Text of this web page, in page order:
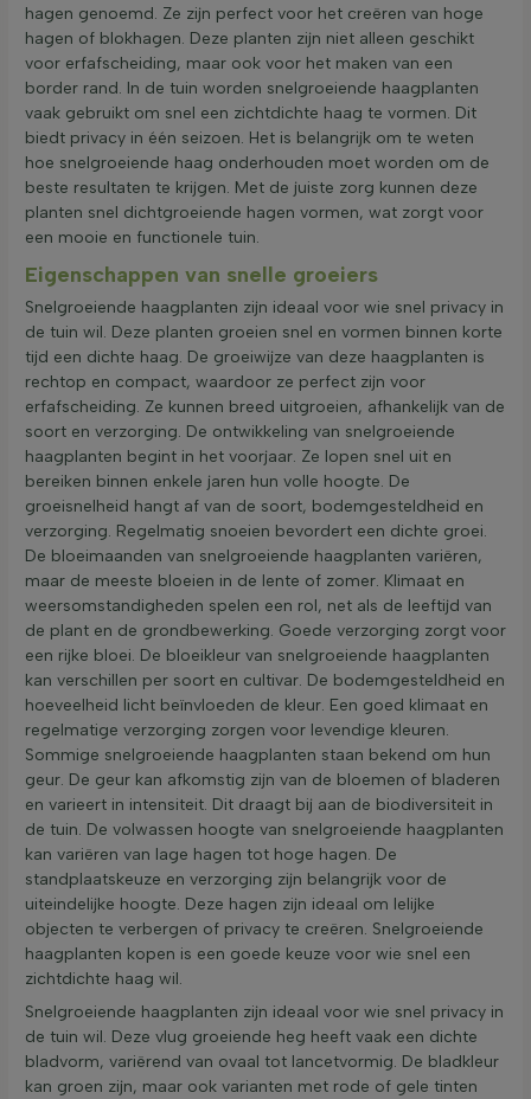
hagen genoemd. Ze zijn perfect voor het creëren van hoge
hagen of blokhagen. Deze planten zijn niet alleen geschikt
voor erfafscheiding, maar ook voor het maken van een
border rand. In de tuin worden snelgroeiende haagplanten
vaak gebruikt om snel een zichtdichte haag te vormen. Dit
biedt privacy in één seizoen. Het is belangrijk om te weten
hoe snelgroeiende haag onderhouden moet worden om de
beste resultaten te krijgen. Met de juiste zorg kunnen deze
planten snel dichtgroeiende hagen vormen, wat zorgt voor
een mooie en functionele tuin.
Eigenschappen van snelle groeiers
Snelgroeiende haagplanten zijn ideaal voor wie snel privacy in
de tuin wil. Deze planten groeien snel en vormen binnen korte
tijd een dichte haag. De groeiwijze van deze haagplanten is
rechtop en compact, waardoor ze perfect zijn voor
erfafscheiding. Ze kunnen breed uitgroeien, afhankelijk van de
soort en verzorging. De ontwikkeling van snelgroeiende
haagplanten begint in het voorjaar. Ze lopen snel uit en
bereiken binnen enkele jaren hun volle hoogte. De
groeisnelheid hangt af van de soort, bodemgesteldheid en
verzorging. Regelmatig snoeien bevordert een dichte groei.
De bloeimaanden van snelgroeiende haagplanten variëren,
maar de meeste bloeien in de lente of zomer. Klimaat en
weersomstandigheden spelen een rol, net als de leeftijd van
de plant en de grondbewerking. Goede verzorging zorgt voor
een rijke bloei. De bloeikleur van snelgroeiende haagplanten
kan verschillen per soort en cultivar. De bodemgesteldheid en
hoeveelheid licht beïnvloeden de kleur. Een goed klimaat en
regelmatige verzorging zorgen voor levendige kleuren.
Sommige snelgroeiende haagplanten staan bekend om hun
geur. De geur kan afkomstig zijn van de bloemen of bladeren
en varieert in intensiteit. Dit draagt bij aan de biodiversiteit in
de tuin. De volwassen hoogte van snelgroeiende haagplanten
kan variëren van lage hagen tot hoge hagen. De
standplaatskeuze en verzorging zijn belangrijk voor de
uiteindelijke hoogte. Deze hagen zijn ideaal om lelijke
objecten te verbergen of privacy te creëren. Snelgroeiende
haagplanten kopen is een goede keuze voor wie snel een
zichtdichte haag wil.
Snelgroeiende haagplanten zijn ideaal voor wie snel privacy in
de tuin wil. Deze vlug groeiende heg heeft vaak een dichte
bladvorm, variërend van ovaal tot lancetvormig. De bladkleur
kan groen zijn, maar ook varianten met rode of gele tinten